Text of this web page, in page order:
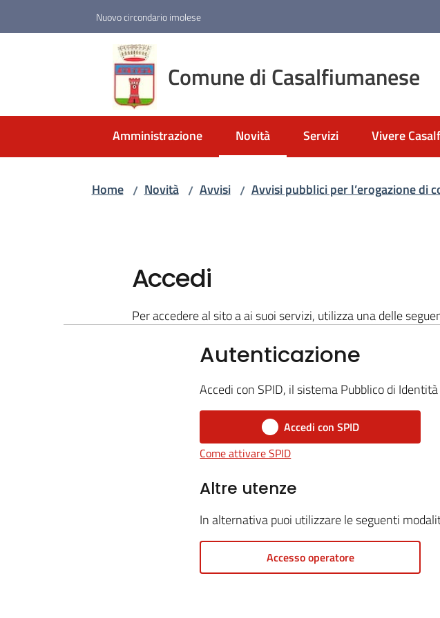
Nuovo circondario imolese
Comune di Casalfiumanese
Amministrazione Novità
Menu selezionato
Servizi Vivere
Home / Novità / Avvisi / Avvisi pubblici per l’erogazione
Accedi
Per accedere al sito a ai suoi servizi, utilizza una delle
Autenticazione
Accedi con SPID, il sistema Pubblico di
Accedi con SPID
Come attivare SPID
Altre utenze
In alternativa puoi utilizzare le seguenti
Accesso operatore